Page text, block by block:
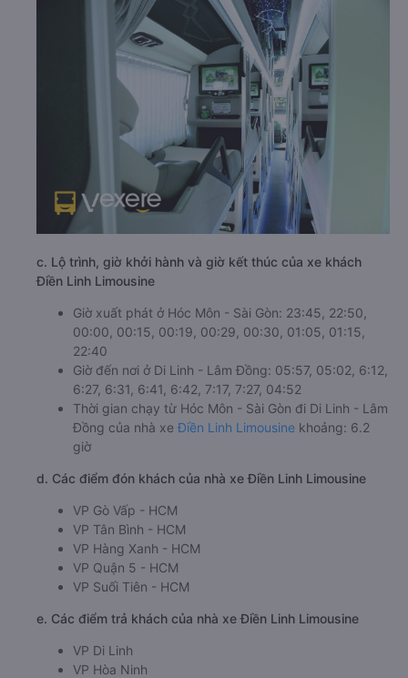
c. Lộ trình, giờ khởi hành và giờ kết thúc của xe khách
Điền Linh Limousine
Giờ xuất phát ở Hóc Môn - Sài Gòn: 23:45, 22:50,
00:00, 00:15, 00:19, 00:29, 00:30, 01:05, 01:15,
22:40
Giờ đến nơi ở Di Linh - Lâm Đồng: 05:57, 05:02, 6:12,
6:27, 6:31, 6:41, 6:42, 7:17, 7:27, 04:52
Thời gian chạy từ Hóc Môn - Sài Gòn đi Di Linh - Lâm
Đồng của nhà xe Điền Linh Limousine khoảng: 6.2
giờ
d. Các điểm đón khách của nhà xe Điền Linh Limousine
VP Gò Vấp - HCM
VP Tân Bình - HCM
VP Hàng Xanh - HCM
VP Quận 5 - HCM
VP Suối Tiên - HCM
e. Các điểm trả khách của nhà xe Điền Linh Limousine
VP Di Linh
VP Hòa Ninh